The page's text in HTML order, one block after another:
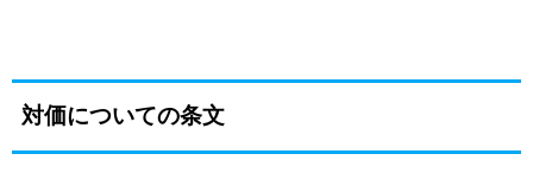
対価についての条文